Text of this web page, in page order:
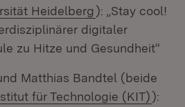
Heidelberg(Öffnet in
): „Stay cool!
digitaler
zu Hitze und Gesundheit“
Matthias Bandtel (beide
für Technologie (KIT)):